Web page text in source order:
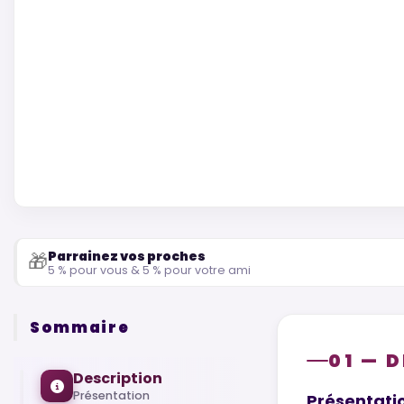
🎁Parrainez vos proches
5 % pour vous & 5 % pour votre ami
Sommaire
Description
Présentation
01 —